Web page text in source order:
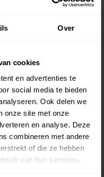
Over
cookies
en advertenties te
social media te bieden
Ook delen we
onze site met onze
en analyse. Deze
combineren met andere
of die ze hebben
van hun services.
€139,00
Style
Style
€499,00
Style
€499,00